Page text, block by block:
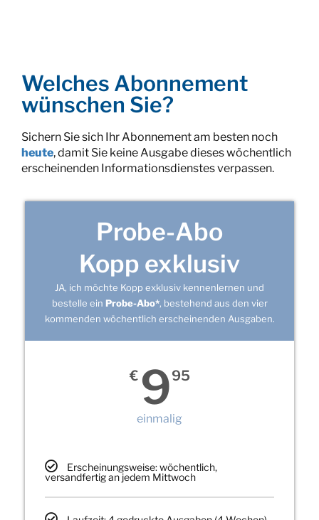
Welches Abonnement
wünschen Sie?
Sichern Sie sich Ihr Abonnement am besten noch
heute, damit Sie keine Ausgabe dieses wöchentlich
erscheinenden Informationsdienstes verpassen.
Probe-Abo
Kopp exklusiv
JA, ich möchte Kopp exklusiv kennenlernen und
bestelle ein Probe-Abo*, bestehend aus den vier
kommenden wöchentlich erscheinenden Ausgaben.
€ 995
einmalig
Erscheinungsweise: wöchentlich,
versandfertig an jedem Mittwoch